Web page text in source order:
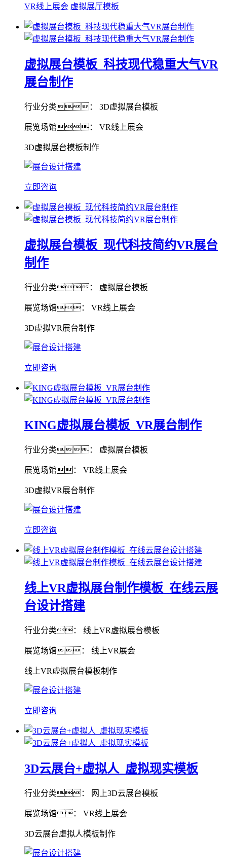
VR线上展会 虚拟展厅模板
虚拟展台模板_科技现代稳重大气VR
展台制作
行业分类： 3D虚拟展台模板
展览场馆： VR线上展会
3D虚拟展台模板制作
立即咨询
虚拟展台模板_现代科技简约VR展台
制作
行业分类： 虚拟展台模板
展览场馆： VR线上展会
3D虚拟VR展台制作
立即咨询
KING虚拟展台模板_VR展台制作
行业分类： 虚拟展台模板
展览场馆： VR线上展会
3D虚拟VR展台制作
立即咨询
线上VR虚拟展台制作模板_在线云展
台设计搭建
行业分类： 线上VR虚拟展台模板
展览场馆： 线上VR展会
线上VR虚拟展台模板制作
立即咨询
3D云展台+虚拟人_虚拟现实模板
行业分类： 网上3D云展台模板
展览场馆： VR线上展会
3D云展台虚拟人模板制作